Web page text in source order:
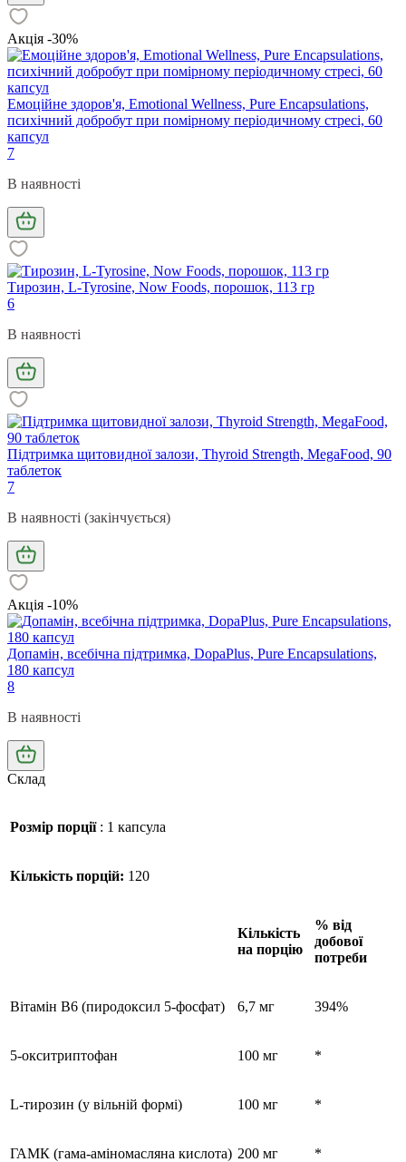
Акція -30%
Емоційне здоров'я, Emotional Wellness, Pure Encapsulations,
психічний добробут при помірному періодичному стресі, 60
капсул
7
В наявності
Тирозин, L-Tyrosine, Now Foods, порошок, 113 гр
6
В наявності
Підтримка щитовидної залози, Thyroid Strength, MegaFood, 90
таблеток
7
В наявності (закінчується)
Акція -10%
Допамін, всебічна підтримка, DopaPlus, Pure Encapsulations,
180 капсул
8
В наявності
Склад
Розмір порції: 1 капсула
Кількість порцій: 120
Кількість
на порцію
% від
добової
потреби
Вітамін В6 (пиродоксил 5-фосфат) 6,7 мг 394%
5-окситриптофан 100 мг *
L-тирозин (у вільній формі) 100 мг *
ГАМК (гама-аміномасляна кислота) 200 мг *